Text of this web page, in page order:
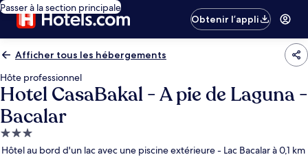
Passer à la section principale
Obtenir l’appli
Afficher tous les hébergements
Hôte professionnel
Hotel CasaBakal - A pie de Laguna -
Bacalar
Hébergement
3.0 étoiles
Hôtel au bord d'un lac avec une piscine extérieure - Lac Bacalar à 0,1 km